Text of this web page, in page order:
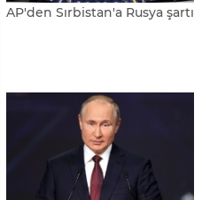
AP'den Sırbistan'a Rusya şartı